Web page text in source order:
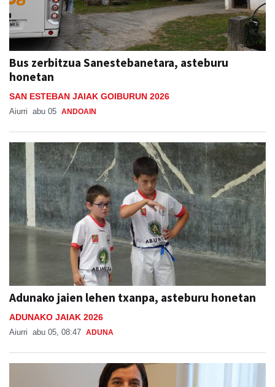
Bus zerbitzua Sanestebanetara, asteburu
honetan
SAN ESTEBAN JAIAK GOIBURUN 2026
Aiurri abu 05 ANDOAIN
Adunako jaien lehen txanpa, asteburu honetan
ADUNAKO JAIAK 2026
Aiurri abu 05, 08:47 ADUNA